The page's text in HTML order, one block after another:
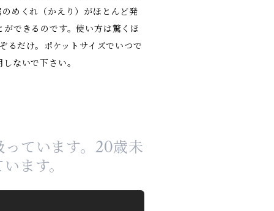
めくれ（かえり）がほとんど発
できるのです。使い方は驚くほ
るだけ。ポケットサイズでいつで
ないで下さい。
ています。20歳未
ます。